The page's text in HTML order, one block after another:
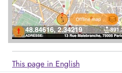
This page in English